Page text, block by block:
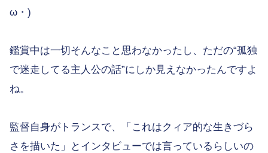
ω・)
鑑賞中は一切そんなこと思わなかったし、ただの“孤独
で迷走してる主人公の話”にしか見えなかったんですよ
ね。
監督自身がトランスで、「これはクィア的な生きづら
さを描いた」とインタビューでは言っているらしいの